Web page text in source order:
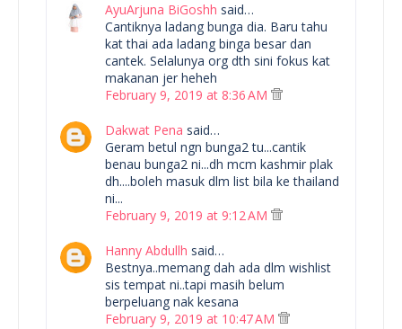
AyuArjuna BiGoshh said…
Cantiknya ladang bunga dia. Baru tahu
kat thai ada ladang binga besar dan
cantek. Selalunya org dth sini fokus kat
makanan jer heheh
February 9, 2019 at 8:36 AM
Dakwat Pena said…
Geram betul ngn bunga2 tu...cantik
benau bunga2 ni...dh mcm kashmir plak
dh....boleh masuk dlm list bila ke thailand
ni...
February 9, 2019 at 9:12 AM
Hanny Abdullh said…
Bestnya..memang dah ada dlm wishlist
sis tempat ni..tapi masih belum
berpeluang nak kesana
February 9, 2019 at 10:47 AM